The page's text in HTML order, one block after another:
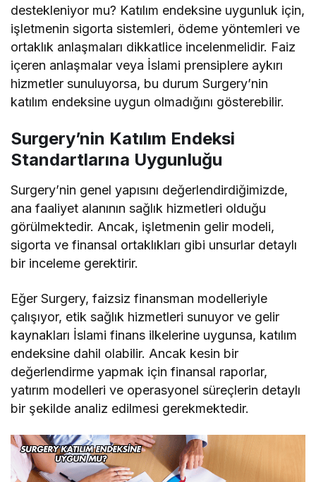
destekleniyor mu? Katılım endeksine uygunluk için,
işletmenin sigorta sistemleri, ödeme yöntemleri ve
ortaklık anlaşmaları dikkatlice incelenmelidir. Faiz
içeren anlaşmalar veya İslami prensiplere aykırı
hizmetler sunuluyorsa, bu durum Surgery’nin
katılım endeksine uygun olmadığını gösterebilir.
Surgery’nin Katılım Endeksi
Standartlarına Uygunluğu
Surgery’nin genel yapısını değerlendirdiğimizde,
ana faaliyet alanının sağlık hizmetleri olduğu
görülmektedir. Ancak, işletmenin gelir modeli,
sigorta ve finansal ortaklıkları gibi unsurlar detaylı
bir inceleme gerektirir.
Eğer Surgery, faizsiz finansman modelleriyle
çalışıyor, etik sağlık hizmetleri sunuyor ve gelir
kaynakları İslami finans ilkelerine uygunsa, katılım
endeksine dahil olabilir. Ancak kesin bir
değerlendirme yapmak için finansal raporlar,
yatırım modelleri ve operasyonel süreçlerin detaylı
bir şekilde analiz edilmesi gerekmektedir.